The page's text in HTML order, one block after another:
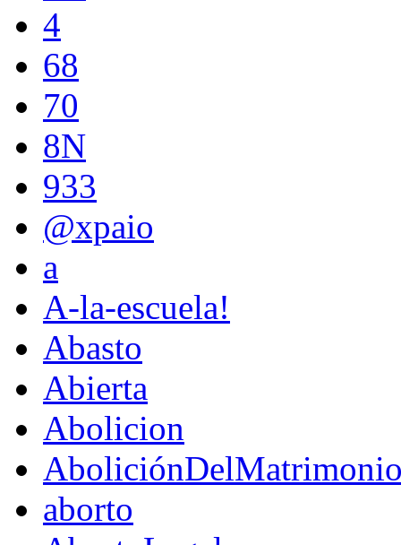
4
68
70
8N
933
@xpaio
a
A-la-escuela!
Abasto
Abierta
Abolicion
aborto